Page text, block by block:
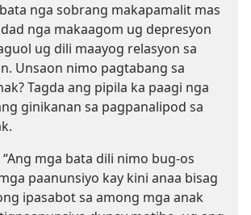
nga sobrang makapamalit mas
nga makaagom ug depresyon
ug dili maayog relasyon sa
Unsaon nimo pagtabang sa
Tagda ang pipila ka paagi nga
ginikanan sa pagpanalipod sa
“Ang mga bata dili nimo bug-os
paanunsiyo kay kini anaa bisag
ipasabot sa among mga anak